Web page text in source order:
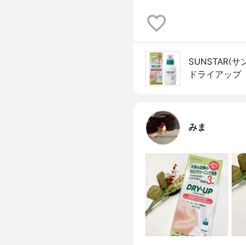
SUNSTAR(サ
ドライアップ
みま